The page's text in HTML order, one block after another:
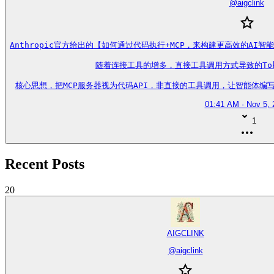
@aigclink
Anthropic官方给出的【如何通过代码执行+MCP，来构建更高效的AI智
随着连接工具的增多，直接工具调用方式导致的
核心思想，把MCP服务器视为代码API，非直接的工具调用，让智能
01:41 AM · Nov 5,
1
Recent Posts
20
AIGCLINK
@aigclink